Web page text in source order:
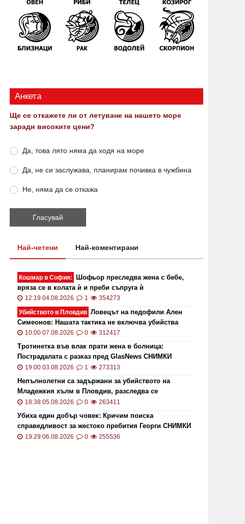
Анкета
Ще се откажете ли от летуване на нашето море
заради високите цени?
Да, това лято няма да ходя на море
Да, не си заслужава, планирам почивка в чужбина
Не, няма да се откажа
Най-четени Най-коментирани
Кошмар в София:
Шофьор преследва жена с бебе,
вряза се в колата ѝ и преби съпруга ѝ
12:19 04.08.2026 1
354273
Убийството в Пловдив Ловецът на педофили Ален
Симеонов: Нашата тактика не включва убийства
10:00 07.08.2026 0 312417
Тротинетка във влак прати жена в болница:
Пострадалата с разказ пред GlasNews СНИМКИ
19:00 03.08.2026 1 273313
Непълнолетни са задържани за убийството на
Младежкия хълм в Пловдив, разследва се
хомофобски мотив
18:38 05.08.2026 0 263411
Убиха един добър човек: Кричим поиска
справедливост за жестоко пребития Георги СНИМКИ
и ВИДЕО
19:29 06.08.2026 0 255536